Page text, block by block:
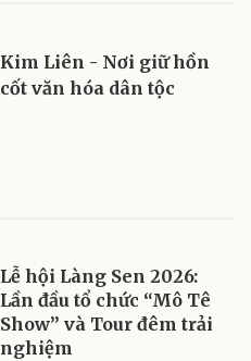
Kim Liên - Nơi giữ hồn
cốt văn hóa dân tộc
Lễ hội Làng Sen 2026:
Lần đầu tổ chức “Mô Tê
Show” và Tour đêm trải
nghiệm